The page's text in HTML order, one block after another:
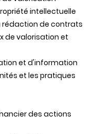
intellectuelle
rédaction de contrats
de valorisation et
et d'information
et les pratiques
des actions